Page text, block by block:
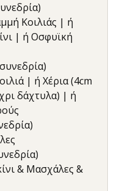
Κοιλιάς | ή
| ή Οσφυϊκή
| ή Χέρια (4cm
δάχτυλα) | ή
& Μασχάλες &